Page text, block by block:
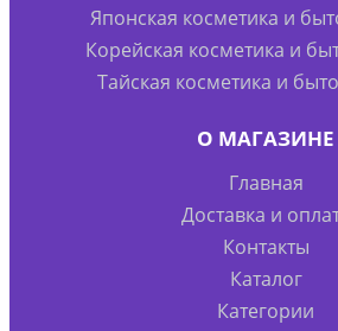
Японская косметика и
Корейская косметика и
Тайская косметика и
О МАГАЗИНЕ
Главная
Доставка и
Контакты
Каталог
Категории